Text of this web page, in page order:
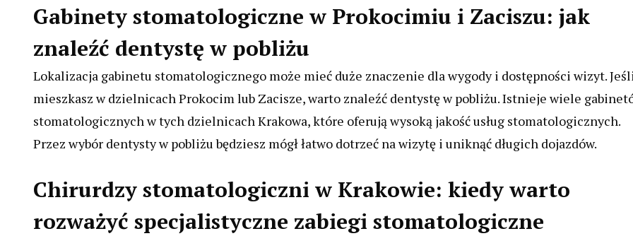
Gabinety stomatologiczne w Prokocimiu i Zaciszu: jak
znaleźć dentystę w pobliżu
Lokalizacja gabinetu stomatologicznego może mieć duże znaczenie dla wygody i dostępności wizyt. Jeśli
mieszkasz w dzielnicach Prokocim lub Zacisze, warto znaleźć dentystę w pobliżu. Istnieje wiele
stomatologicznych w tych dzielnicach Krakowa, które oferują wysoką jakość usług stomatologicznych.
Przez wybór dentysty w pobliżu będziesz mógł łatwo dotrzeć na wizytę i uniknąć długich dojazdów.
Chirurdzy stomatologiczni w Krakowie: kiedy warto
rozważyć specjalistyczne zabiegi stomatologiczne